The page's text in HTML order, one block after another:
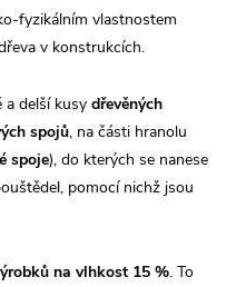
fyzikálním vlastnostem
v konstrukcích.
delší kusy dřevěných
spojů, na části hranolu
spoje), do kterých se nanese
pomocí nichž jsou
na vlhkost 15 %. To